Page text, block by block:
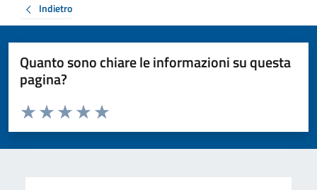
Indietro
Quanto sono chiare le informazioni su questa
pagina?
Valuta da 1 a 5 stelle la pagina
Valuta 5 stelle su 5
Valuta 4 stelle su 5
Valuta 3 stelle su 5
Valuta 2 stelle su 5
Valuta 1 stelle su 5